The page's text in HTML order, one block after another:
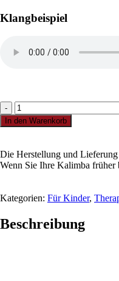
Klangbeispiel
Therapie
Pyra
11Ton
Menge
In den Warenkorb
Die Herstellung und
Wenn Sie Ihre Kalimba früher
Kategorien: Für Kinder,
Beschreibung